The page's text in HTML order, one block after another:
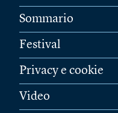
Sommario
Festival
Privacy e cookie
Video